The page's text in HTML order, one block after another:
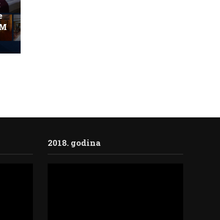
2018. godina